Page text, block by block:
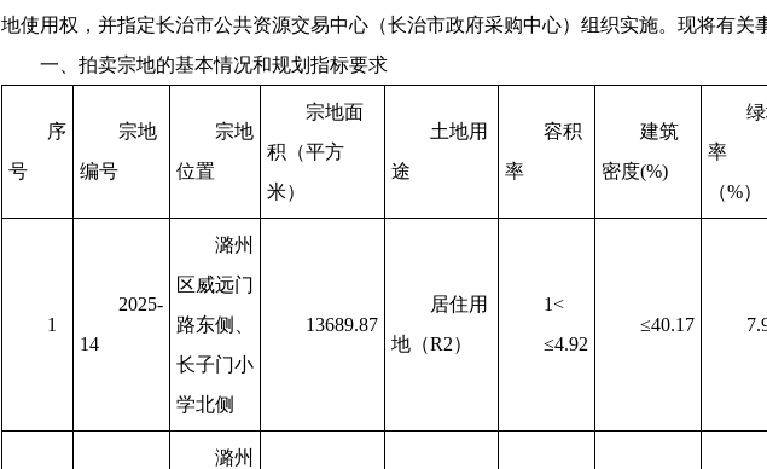
地使用权，并指定长治市公共资源交易中心（长治市政府采购中心）组织实施。现将有关
一、拍卖宗地的基本情况和规划指标要求
序
号
宗地
编号
宗地
位置
宗地面
积（平方
米）
土地用
途
容积
率
建筑
密度(%)
率
（%）
1
2025-
14
潞州
区威远门
路东侧、
长子门小
学北侧
13689.87
居住用
地（R2）
1<
≤4.92
≤40.17
潞州